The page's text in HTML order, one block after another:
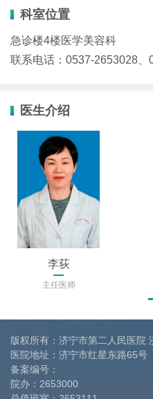
科室位置
急诊楼4楼医学美容科
联系电话：0537-2653028、
医生介绍
李荻
主任医师
版权所有：济宁市第二人民医院
医院地址：济宁市红星东路65号
备案编号：
院办： 2653000